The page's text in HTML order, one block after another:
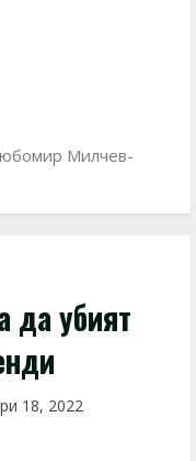
Милчев-
да убият
18, 2022